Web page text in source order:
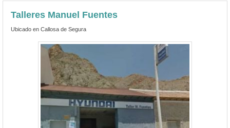
Talleres Manuel Fuentes
Ubicado en Callosa de Segura